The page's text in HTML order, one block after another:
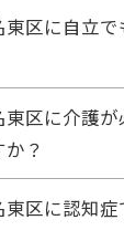
区に介護
か？
区に認知